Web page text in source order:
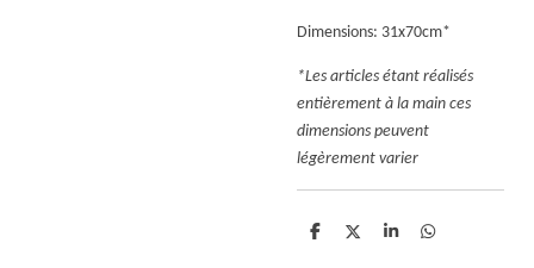
Dimensions: 31x70cm*
*Les articles étant réalisés
entièrement à la main ces
dimensions peuvent
légèrement varier
P
P
P
P